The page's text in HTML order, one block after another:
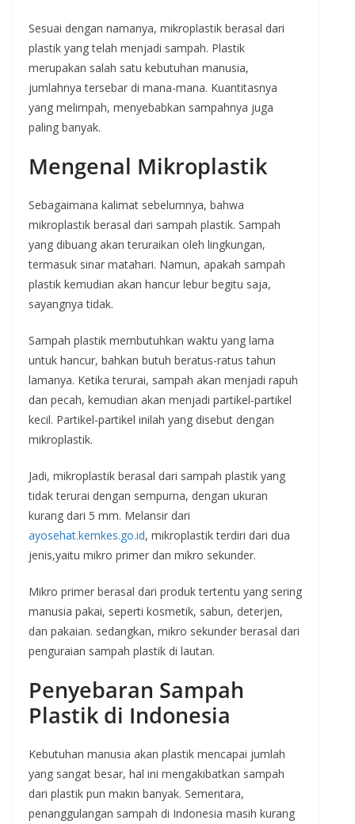
Sesuai dengan namanya, mikroplastik berasal dari
plastik yang telah menjadi sampah. Plastik
merupakan salah satu kebutuhan manusia,
jumlahnya tersebar di mana-mana. Kuantitasnya
yang melimpah, menyebabkan sampahnya juga
paling banyak.
Mengenal Mikroplastik
Sebagaimana kalimat sebelumnya, bahwa
mikroplastik berasal dari sampah plastik. Sampah
yang dibuang akan teruraikan oleh lingkungan,
termasuk sinar matahari. Namun, apakah sampah
plastik kemudian akan hancur lebur begitu saja,
sayangnya tidak.
Sampah plastik membutuhkan waktu yang lama
untuk hancur, bahkan butuh beratus-ratus tahun
lamanya. Ketika terurai, sampah akan menjadi rapuh
dan pecah, kemudian akan menjadi partikel-partikel
kecil. Partikel-partikel inilah yang disebut dengan
mikroplastik.
Jadi, mikroplastik berasal dari sampah plastik yang
tidak terurai dengan sempurna, dengan ukuran
kurang dari 5 mm. Melansir dari
ayosehat.kemkes.go.id, mikroplastik terdiri dari dua
jenis,yaitu mikro primer dan mikro sekunder.
Mikro primer berasal dari produk tertentu yang sering
manusia pakai, seperti kosmetik, sabun, deterjen,
dan pakaian. sedangkan, mikro sekunder berasal dari
penguraian sampah plastik di lautan.
Penyebaran Sampah
Plastik di Indonesia
Kebutuhan manusia akan plastik mencapai jumlah
yang sangat besar, hal ini mengakibatkan sampah
dari plastik pun makin banyak. Sementara,
penanggulangan sampah di Indonesia masih kurang